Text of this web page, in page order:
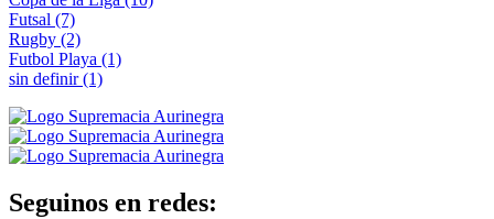
Futsal (7)
Rugby (2)
Futbol Playa (1)
sin definir(1)
Seguinos en redes: